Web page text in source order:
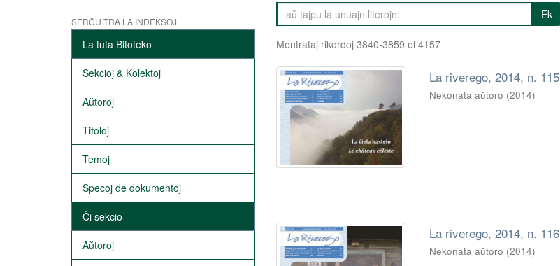
SERĈU TRA LA INDEKSOJ
La tuta Bitoteko
Sekcioj & Kolektoj
Aŭtoroj
Titoloj
Temoj
Specoj de dokumentoj
Ĉi sekcio
Aŭtoroj
Ek
Montrataj rikordoj 3840-3859 el 4157
La riverego, 2014, n. 115
Nekonata aŭtoro (2014)
La riverego, 2014, n. 116
Nekonata aŭtoro (2014)